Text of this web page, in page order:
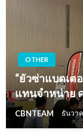
OTHER
“ยัวซ่าแบตเต
แทนจำหน่าย
CBNTEAM ธันวา